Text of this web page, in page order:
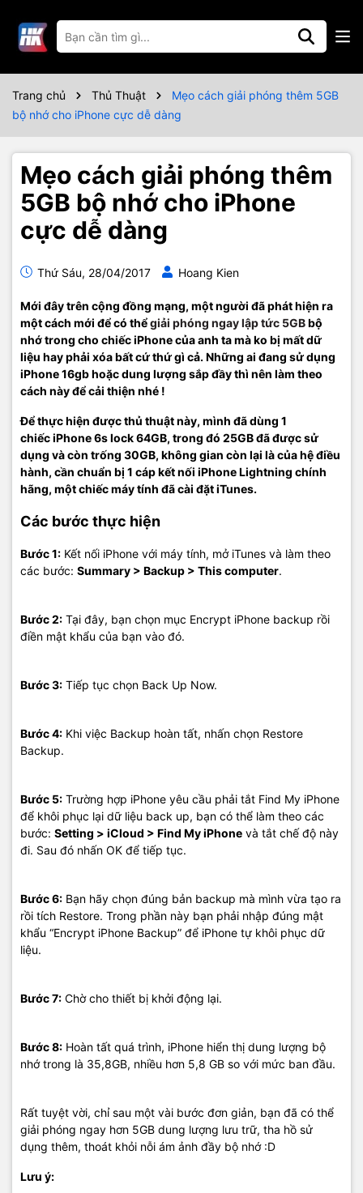
Trang chủ Thủ Thuật
Mẹo cách giải phóng thêm 5GB
bộ nhớ cho iPhone cực dễ dàng
Mẹo cách giải phóng thêm
5GB bộ nhớ cho iPhone
cực dễ dàng
Thứ Sáu, 28/04/2017 Hoang Kien
Mới đây trên cộng đồng mạng, một người đã phát hiện ra
một cách mới để có thểgiải phóng ngay lập tức 5GBbộ
nhớ trong cho chiếc iPhone của anh ta mà ko bị mất dữ
liệu hay phải xóa bất cứ thứ gì cả. Những ai đang sử dụng
iPhone 16gb hoặc dung lượng sắp đầy thì nên làm theo
cách này để cải thiện nhé !
Để thực hiện được thủ thuật này, mình đã dùng 1
chiếc iPhone 6s lock 64GB, trong đó 25GB đã được sử
dụng và còn trống 30GB, không gian còn lại là của hệ điều
hành, cần chuẩn bị 1 cáp kết nối iPhone Lightning chính
hãng, một chiếc máy tính đã cài đặt iTunes.
Các bước thực hiện
Bước 1: Kết nối iPhone với máy tính, mở iTunes và làm theo
các bước: Summary > Backup > This computer.
Bước 2: Tại đây, bạn chọn mục Encrypt iPhone backup rồi
điền mật khẩu của bạn vào đó.
Bước 3: Tiếp tục chọn Back Up Now.
Bước 4: Khi việc Backup hoàn tất, nhấn chọn Restore
Backup.
Bước 5: Trường hợp iPhone yêu cầu phải tắt Find My iPhone
để khôi phục lại dữ liệu back up, bạn có thể làm theo các
bước: Setting > iCloud > Find My iPhone và tắt chế độ này
đi. Sau đó nhấn OK để tiếp tục.
Bước 6: Bạn hãy chọn đúng bản backup mà mình vừa tạo ra
rồi tích Restore. Trong phần này bạn phải nhập đúng mật
khẩu “Encrypt iPhone Backup” để iPhone tự khôi phục dữ
liệu.
Bước 7: Chờ cho thiết bị khởi động lại.
Bước 8: Hoàn tất quá trình, iPhone hiển thị dung lượng bộ
nhớ trong là 35,8GB, nhiều hơn 5,8 GB so với mức ban đầu.
Rất tuyệt vời, chỉ sau một vài bước đơn giản, bạn đã có thể
giải phóng ngay hơn 5GB dung lượng lưu trữ, tha hồ sử
dụng thêm, thoát khỏi nỗi ám ảnh đầy bộ nhớ :D
Lưu ý: